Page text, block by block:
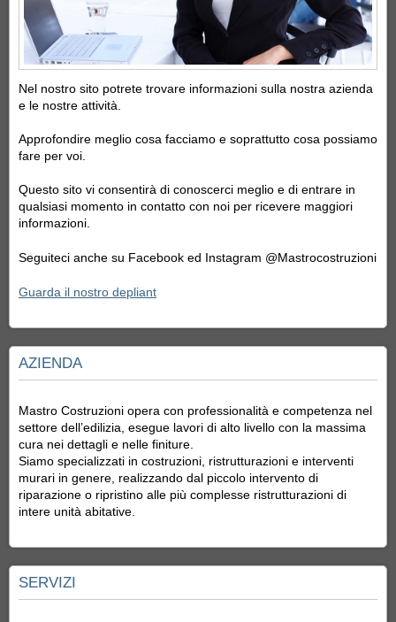
Nel nostro sito potrete trovare informazioni sulla nostra azienda
e le nostre attività.
Approfondire meglio cosa facciamo e soprattutto cosa possiamo
fare per voi.
Questo sito vi consentirà di conoscerci meglio e di entrare in
qualsiasi momento in contatto con noi per ricevere maggiori
informazioni.
Seguiteci anche su Facebook ed Instagram @Mastrocostruzioni
Guarda il nostro depliant
AZIENDA
Mastro Costruzioni opera con professionalità e competenza nel
settore dell’edilizia, esegue lavori di alto livello con la massima
cura nei dettagli e nelle finiture.
Siamo specializzati in costruzioni, ristrutturazioni e interventi
murari in genere, realizzando dal piccolo intervento di
riparazione o ripristino alle più complesse ristrutturazioni di
intere unità abitative.
SERVIZI